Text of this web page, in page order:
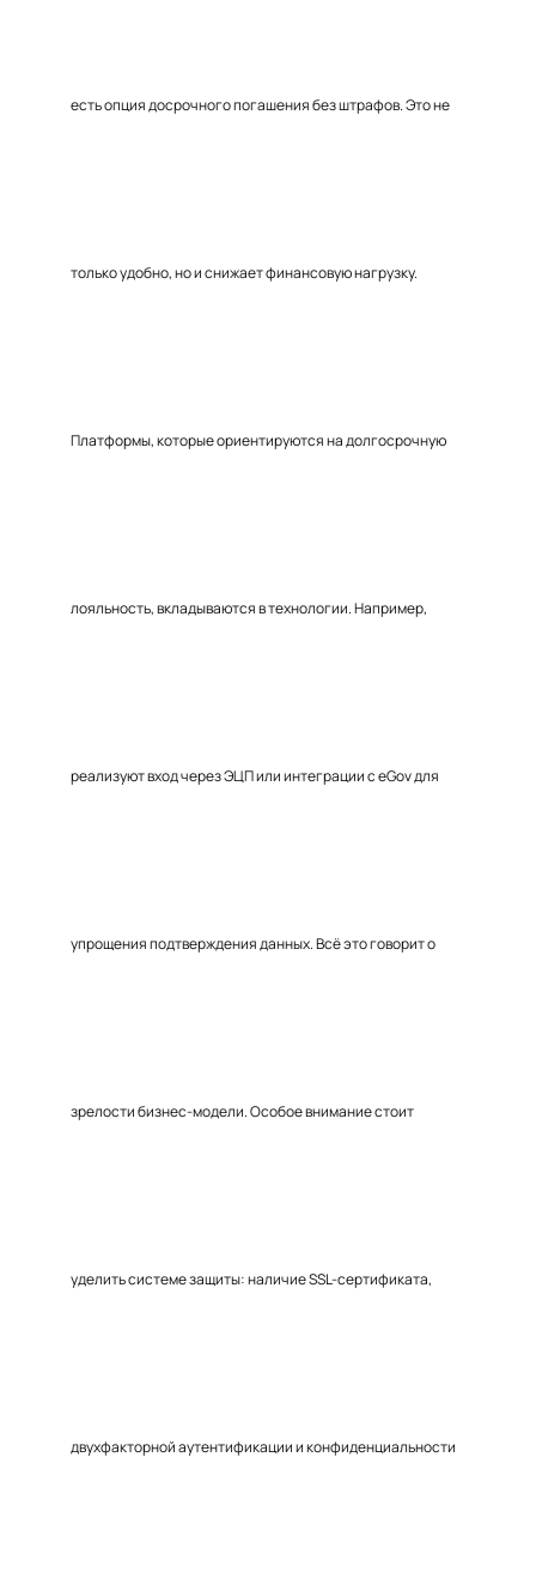
есть опция досрочного погашения без штрафов. Это не
только удобно, но и снижает финансовую нагрузку.
Платформы, которые ориентируются на долгосрочную
лояльность, вкладываются в технологии. Например,
реализуют вход через ЭЦП или интеграции с eGov для
упрощения подтверждения данных. Всё это говорит о
зрелости бизнес-модели. Особое внимание стоит
уделить системе защиты: наличие SSL-сертификата,
двухфакторной аутентификации и конфиденциальности